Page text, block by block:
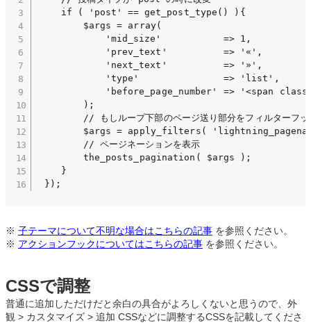
});
※ 子テーマについて不明な場合はこちらの記事 を参照ください。
※ アクションフックについてはこちらの記事 を参照ください。
CSSで調整
普通に追加しただけだと余白の具合がよろしくないと思うので、外
観 > カスタマイズ > 追加 CSSなどに調整するCSSを記載してくださ